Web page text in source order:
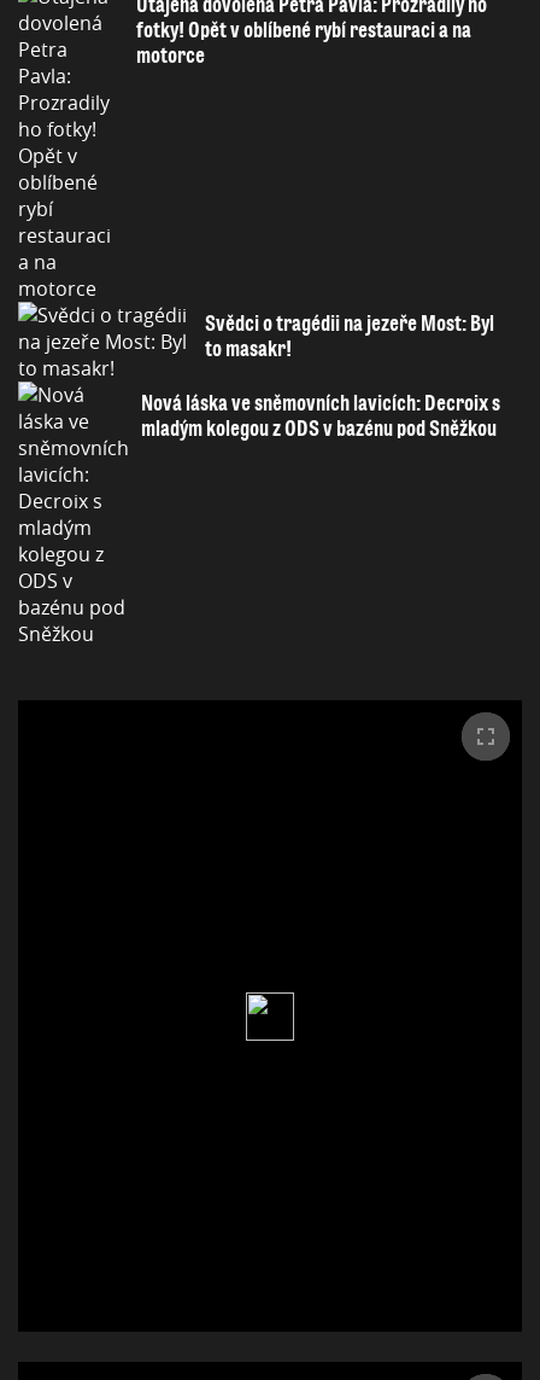
fotky! Opět v oblíbené rybí restauraci a na
motorce
Svědci o tragédii na jezeře Most: Byl
to masakr!
Nová láska ve sněmovních lavicích: Decroix s
mladým kolegou z ODS v bazénu pod Sněžkou